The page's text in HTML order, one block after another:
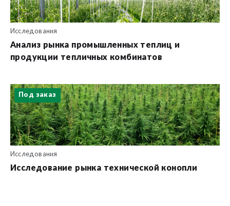
Исследования
Анализ рынка промышленных теплиц и
продукции тепличных комбинатов
Под заказ
Исследования
Исследование рынка технической конопли